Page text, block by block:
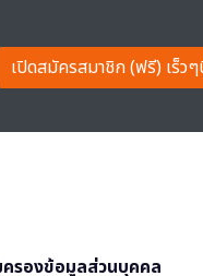
เปิดสมัครสมาชิก (ฟรี) เร็ว
รองข้อมูลส่วนบุคคล